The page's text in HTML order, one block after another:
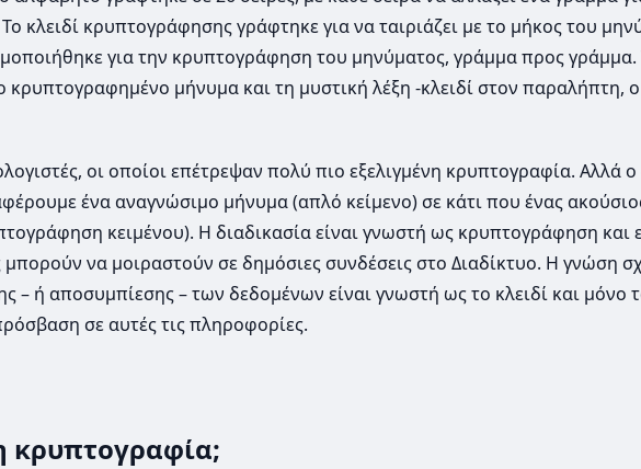
κλειδί κρυπτογράφησης γράφτηκε για να ταιριάζει με το μήκος του
για την κρυπτογράφηση του μηνύματος, γράμμα προς γράμμα.
μήνυμα και τη μυστική λέξη -κλειδί στον παραλήπτη, ο
οι οποίοι επέτρεψαν πολύ πιο εξελιγμένη κρυπτογραφία. Αλλά
ένα αναγνώσιμο μήνυμα (απλό κείμενο) σε κάτι που ένας
κειμένου). Η διαδικασία είναι γνωστή ως κρυπτογράφηση και
να μοιραστούν σε δημόσιες συνδέσεις στο Διαδίκτυο. Η γνώση
ή αποσυμπίεσης – των δεδομένων είναι γνωστή ως το κλειδί και μόνο
σε αυτές τις πληροφορίες.
κρυπτογραφία;